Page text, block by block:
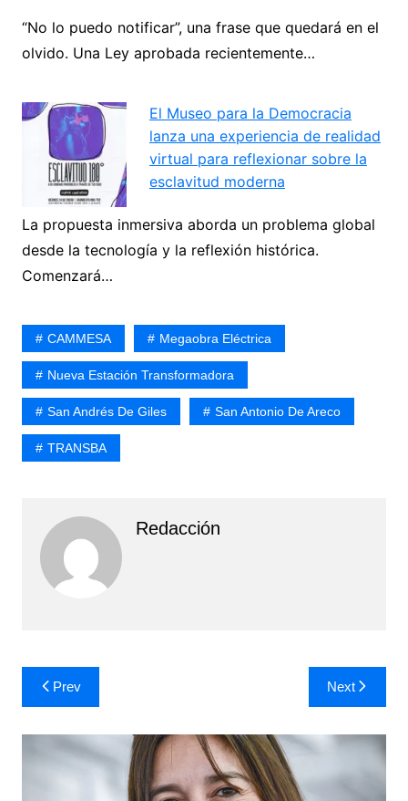
“No lo puedo notificar”, una frase que quedará en el
olvido. Una Ley aprobada recientemente…
El Museo para la Democracia
lanza una experiencia de realidad
virtual para reflexionar sobre la
esclavitud moderna
La propuesta inmersiva aborda un problema global
desde la tecnología y la reflexión histórica.
Comenzará…
CAMMESA Megaobra Eléctrica
Nueva Estación Transformadora
San Andrés De Giles San Antonio De Areco
TRANSBA
Redacción
Navegación
de
entradas
Prev Next